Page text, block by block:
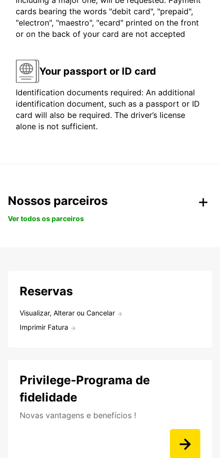
cards bearing the words "debit card", "prepaid",
"electron", "maestro", "ecard" printed on the front
or on the back of your card are not accepted
Your passport or ID card
Identification documents required: An additional
identification document, such as a passport or ID
card will also be required. The driver’s license
alone is not sufficient.
Nossos parceiros
Ver todos os parceiros
Reservas
Visualizar, Alterar ou Cancelar
Imprimir Fatura
Privilege-Programa de
fidelidade
Novas vantagens e benefícios !